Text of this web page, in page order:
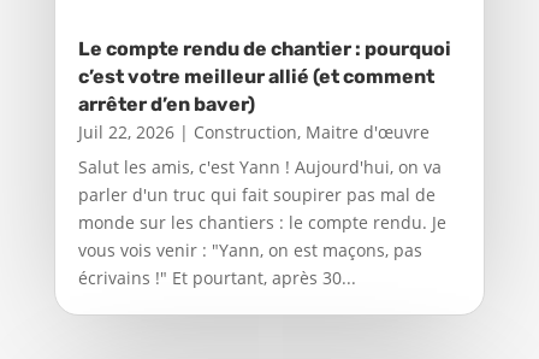
Le compte rendu de chantier : pourquoi
c’est votre meilleur allié (et comment
arrêter d’en baver)
Juil 22, 2026| Construction, Maitre d'œuvre
Salut les amis, c'est Yann ! Aujourd'hui, on va
parler d'un truc qui fait soupirer pas mal de
monde sur les chantiers : le compte rendu. Je
vous vois venir : "Yann, on est maçons, pas
écrivains !" Et pourtant, après 30...